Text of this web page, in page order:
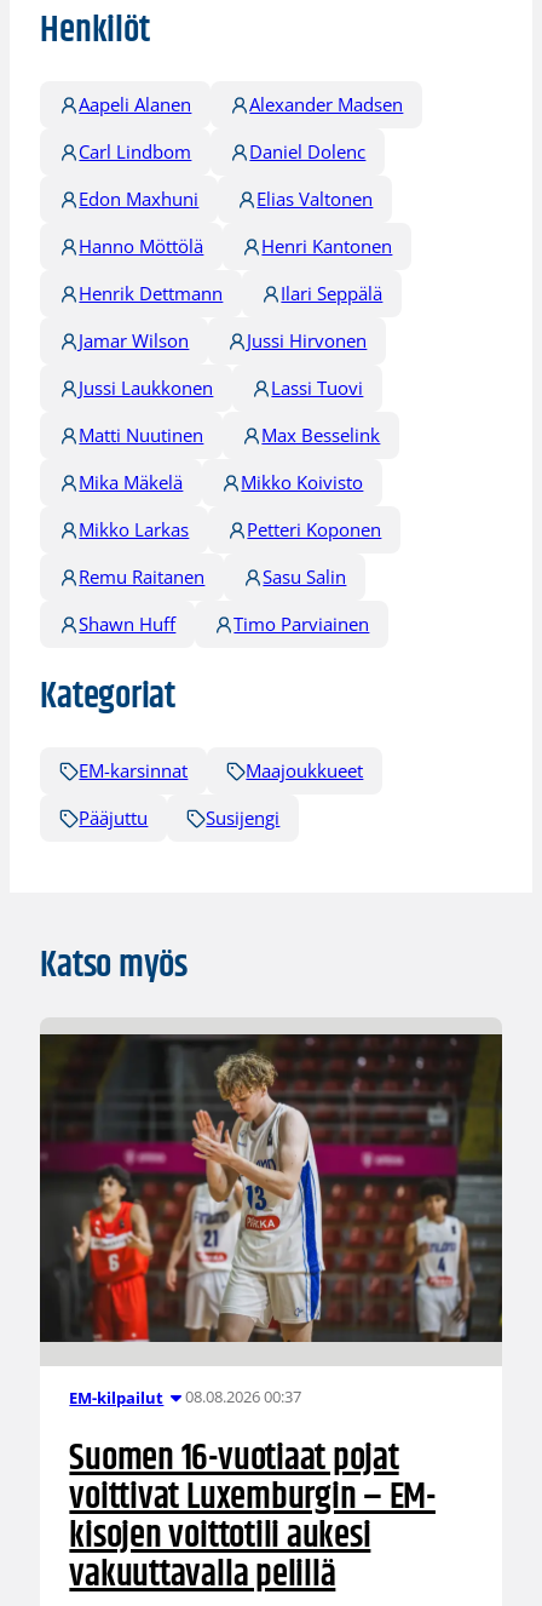
Henkilöt
Aapeli Alanen
Alexander Madsen
Carl Lindbom
Daniel Dolenc
Edon Maxhuni
Elias Valtonen
Hanno Möttölä
Henri Kantonen
Henrik Dettmann
Ilari Seppälä
Jamar Wilson
Jussi Hirvonen
Jussi Laukkonen
Lassi Tuovi
Matti Nuutinen
Max Besselink
Mika Mäkelä
Mikko Koivisto
Mikko Larkas
Petteri Koponen
Remu Raitanen
Sasu Salin
Shawn Huff
Timo Parviainen
Kategoriat
EM-karsinnat
Maajoukkueet
Pääjuttu
Susijengi
Katso myös
EM-kilpailut 08.08.2026 00:37
Suomen 16-vuotiaat pojat
voittivat Luxemburgin – EM-
kisojen voittotili aukesi
vakuuttavalla pelillä